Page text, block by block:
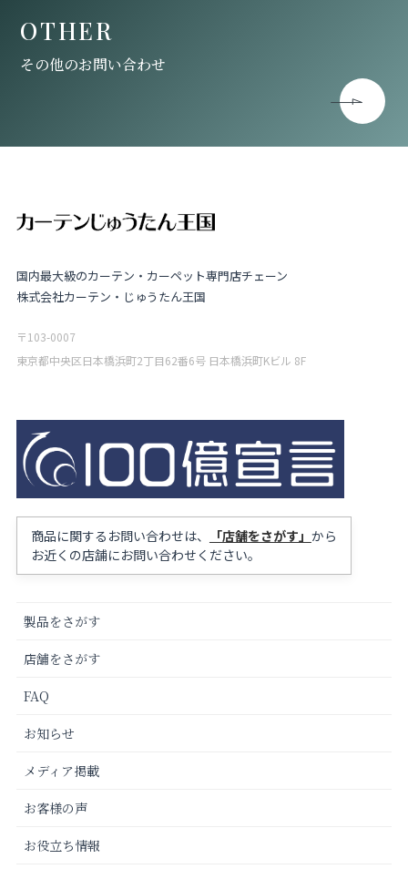
OTHER
その他のお問い合わせ
国内最大級のカーテン・カーペット専門店チェーン
株式会社カーテン・じゅうたん王国
〒103-0007
東京都中央区日本橋浜町2丁目62番6号 日本橋浜町Kビル 8F
商品に関するお問い合わせは、 「店舗をさがす」 から
お近くの店舗にお問い合わせください。
製品をさがす
店舗をさがす
FAQ
お知らせ
メディア掲載
お客様の声
お役立ち情報